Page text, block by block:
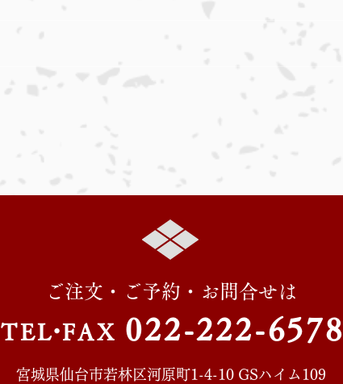
ご注文・ご予約・お問合せは
TEL・FAX 022-222-6578
宮城県仙台市若林区河原町1-4-10 GSハイム109